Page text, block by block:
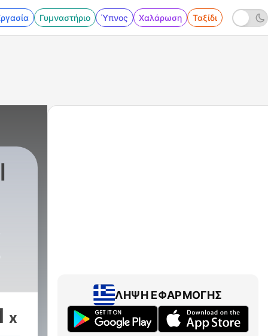
Γυμναστήριο Ύπνος Χαλάρωση Ταξίδι
x
ΛΉΨΗ ΕΦΑΡΜΟΓΉΣ